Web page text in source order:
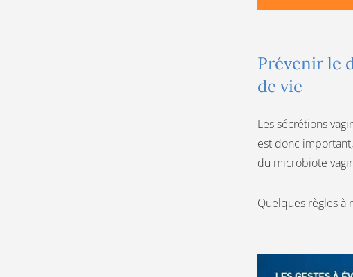
Prévenir le
de vie
Les sécrétions
est donc
du microbiote
Quelques règles à